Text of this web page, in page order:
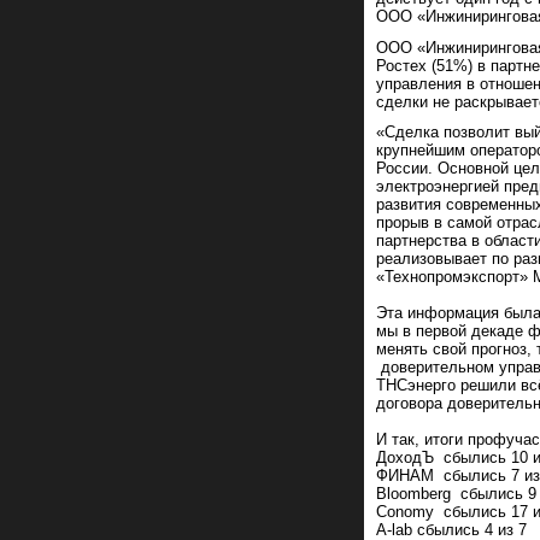
ООО
ООО
Ростех (51%) в
управления в
сделки не
«Сделка позволит
крупнейшим
России. Основной
электроэнергией
развития
прорыв в самой
партнерства в
реализовывает по
Эта информация
мы в первой декаде
менять свой
доверительном
ТНСэнерго решили
договора
И так, итоги
ДоходЪ сбылись 10
ФИНАМ сбылись 7
Bloomberg сбылись 9
Conomy сбылись 17
A-lab сбылись 4 из 7